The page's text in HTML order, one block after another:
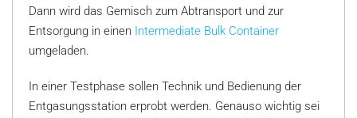
Dann wird das Gemisch zum Abtransport und zur
Entsorgung in einen Intermediate Bulk Container
umgeladen.
In einer Testphase sollen Technik und Bedienung der
Entgasungsstation erprobt werden. Genauso wichtig sei